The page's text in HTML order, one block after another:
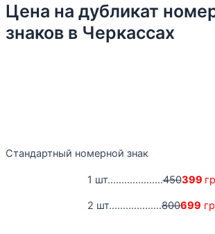
Цена на дубликат
знаков в Черкассах
Стандартный номерной знак
1 шт....................450399
2 шт...................800699